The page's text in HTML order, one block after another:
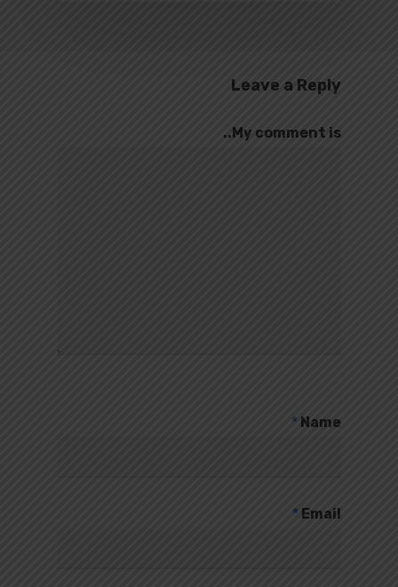
Leave a Reply
My comment is..
Name
*
Email
*